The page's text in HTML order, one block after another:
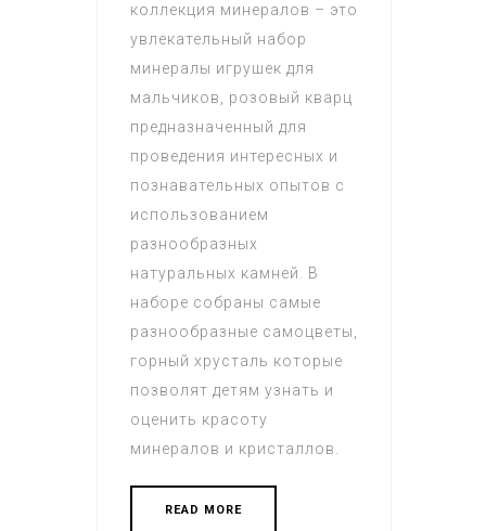
коллекция минералов – это
увлекательный набор
минералы игрушек для
мальчиков, розовый кварц
предназначенный для
проведения интересных и
познавательных опытов с
использованием
разнообразных
натуральных камней. В
наборе собраны самые
разнообразные самоцветы,
горный хрусталь которые
позволят детям узнать и
оценить красоту
минералов и кристаллов.
READ MORE